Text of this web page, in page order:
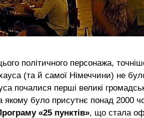
політичного персонажа,
(та й самої Німеччини) не
почалися перші великі
було присутнє понад 2000
«25 пунктів», що стала